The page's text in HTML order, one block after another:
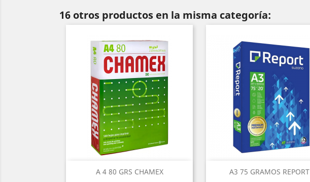
16 otros productos en la misma categoría:
A 4 80 GRS CHAMEX A3 75 GRAMOS REPORT